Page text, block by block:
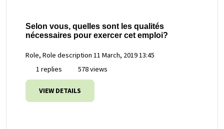
Selon vous, quelles sont les qualités
nécessaires pour exercer cet emploi?
Role, Role description 11 March, 2019 13:45
1 replies
578 views
VIEW DETAILS